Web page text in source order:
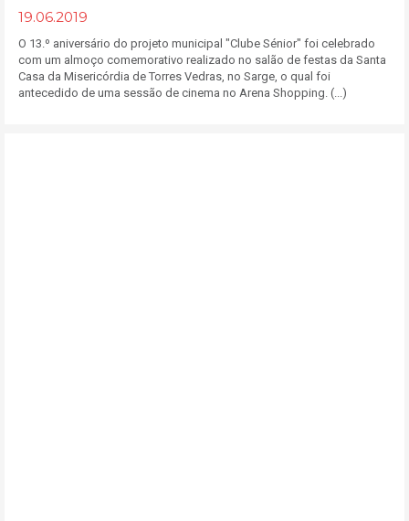
19.06.2019
O 13.º aniversário do projeto municipal "Clube Sénior" foi celebrado
com um almoço comemorativo realizado no salão de festas da Santa
Casa da Misericórdia de Torres Vedras, no Sarge, o qual foi
antecedido de uma sessão de cinema no Arena Shopping. (...)